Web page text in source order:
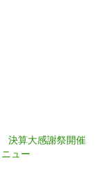
決算大感謝祭開催
ュー